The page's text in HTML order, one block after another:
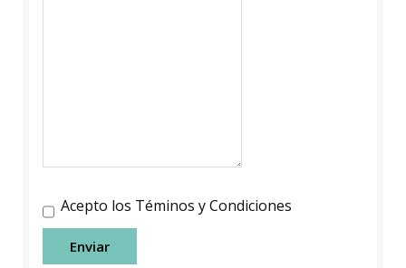
Acepto los Téminos y Condiciones
Enviar